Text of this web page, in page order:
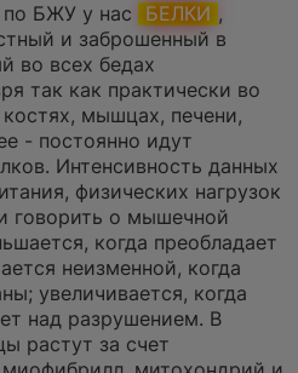
БЖУ у нас
БЕЛКИ ,
и заброшенный в
во всех бедах
так как практически во
мышцах, печени,
- постоянно идут
Интенсивность данных
физических нагрузок
говорить о мышечной
когда преобладает
неизменной, когда
увеличивается, когда
над разрушением. В
растут за счет